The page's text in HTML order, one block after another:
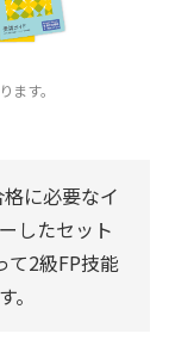
す。
に必要なイ
したセット
て2級FP技能